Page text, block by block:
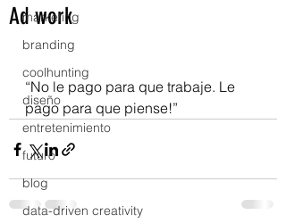
marketing
branding
coolhunting
diseño
entretenimiento
futuro
blog
data-driven creativity
Ad work
“No le pago para que trabaje. Le
pago para que piense!”